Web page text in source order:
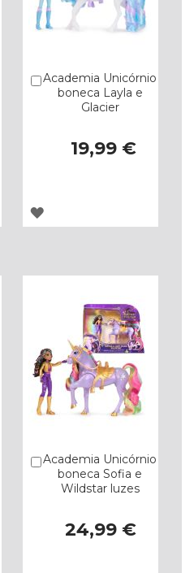
Academia Unicórnio
boneca Layla e
Glacier
19,99 €
Comprar
ADICIONAR
DESEJOS
Academia Unicórnio
boneca Sofia e
Wildstar luzes
24,99 €
Comprar